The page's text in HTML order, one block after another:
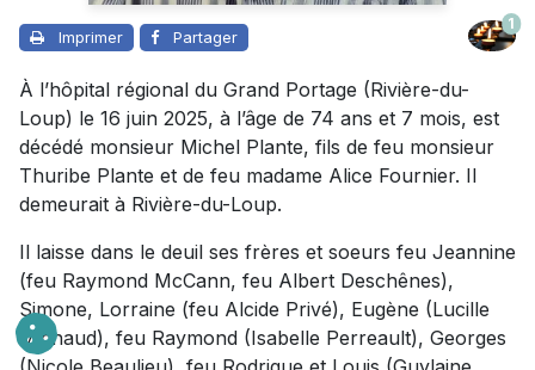
Imprimer Partager
1
À l’hôpital régional du Grand Portage (Rivière-du-
Loup) le 16 juin 2025, à l’âge de 74 ans et 7 mois, est
décédé monsieur Michel Plante, fils de feu monsieur
Thuribe Plante et de feu madame Alice Fournier. Il
demeurait à Rivière-du-Loup.
Il laisse dans le deuil ses frères et soeurs feu Jeannine
(feu Raymond McCann, feu Albert Deschênes),
Simone, Lorraine (feu Alcide Privé), Eugène (Lucille
Michaud), feu Raymond (Isabelle Perreault), Georges